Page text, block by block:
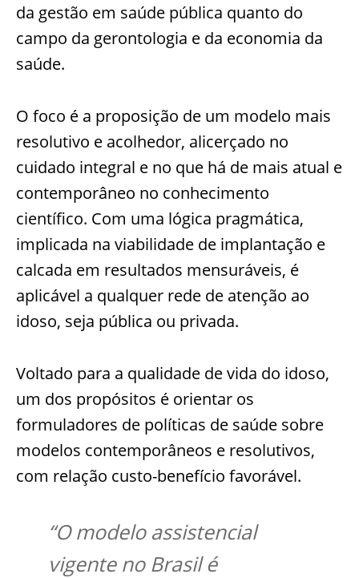
da gestão em saúde pública quanto do
campo da gerontologia e da economia da
saúde.
O foco é a proposição de um modelo mais
resolutivo e acolhedor, alicerçado no
cuidado integral e no que há de mais atual e
contemporâneo no conhecimento
científico. Com uma lógica pragmática,
implicada na viabilidade de implantação e
calcada em resultados mensuráveis, é
aplicável a qualquer rede de atenção ao
idoso, seja pública ou privada.
Voltado para a qualidade de vida do idoso,
um dos propósitos é orientar os
formuladores de políticas de saúde sobre
modelos contemporâneos e resolutivos,
com relação custo-benefício favorável.
“O modelo assistencial
vigente no Brasil é